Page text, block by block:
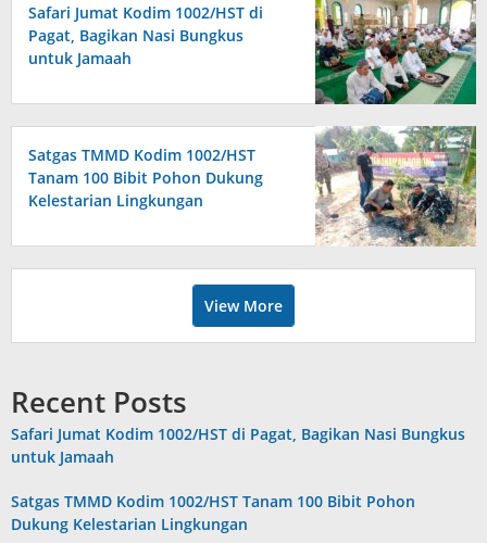
Safari Jumat Kodim 1002/HST di
Pagat, Bagikan Nasi Bungkus
untuk Jamaah
Satgas TMMD Kodim 1002/HST
Tanam 100 Bibit Pohon Dukung
Kelestarian Lingkungan
View More
Recent Posts
Safari Jumat Kodim 1002/HST di Pagat, Bagikan Nasi Bungkus
untuk Jamaah
Satgas TMMD Kodim 1002/HST Tanam 100 Bibit Pohon
Dukung Kelestarian Lingkungan